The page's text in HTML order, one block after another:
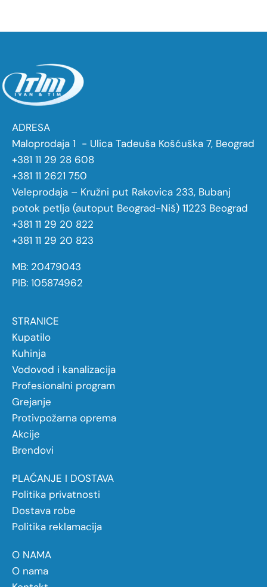
ADRESA
Maloprodaja 1 - Ulica Tadeuša Košćuška 7, Beograd
+381 11 29 28 608
+381 11 2621 750
Veleprodaja – Kružni put Rakovica 233, Bubanj
potok petlja (autoput Beograd-Niš) 11223 Beograd
+381 11 29 20 822
+381 11 29 20 823
MB: 20479043
PIB: 105874962
STRANICE
Kupatilo
Kuhinja
Vodovod i kanalizacija
Profesionalni program
Grejanje
Protivpožarna oprema
Akcije
Brendovi
PLAĆANJE I DOSTAVA
Politika privatnosti
Dostava robe
Politika reklamacija
O NAMA
O nama